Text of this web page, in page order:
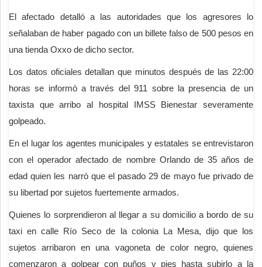
El afectado detalló a las autoridades que los agresores lo
señalaban de haber pagado con un billete falso de 500 pesos en
una tienda Oxxo de dicho sector.
Los datos oficiales detallan que minutos después de las 22:00
horas se informó a través del 911 sobre la presencia de un
taxista que arribo al hospital IMSS Bienestar severamente
golpeado.
En el lugar los agentes municipales y estatales se entrevistaron
con el operador afectado de nombre Orlando de 35 años de
edad quien les narró que el pasado 29 de mayo fue privado de
su libertad por sujetos fuertemente armados.
Quienes lo sorprendieron al llegar a su domicilio a bordo de su
taxi en calle Río Seco de la colonia La Mesa, dijo que los
sujetos arribaron en una vagoneta de color negro, quienes
comenzaron a golpear con puños y pies hasta subirlo a la